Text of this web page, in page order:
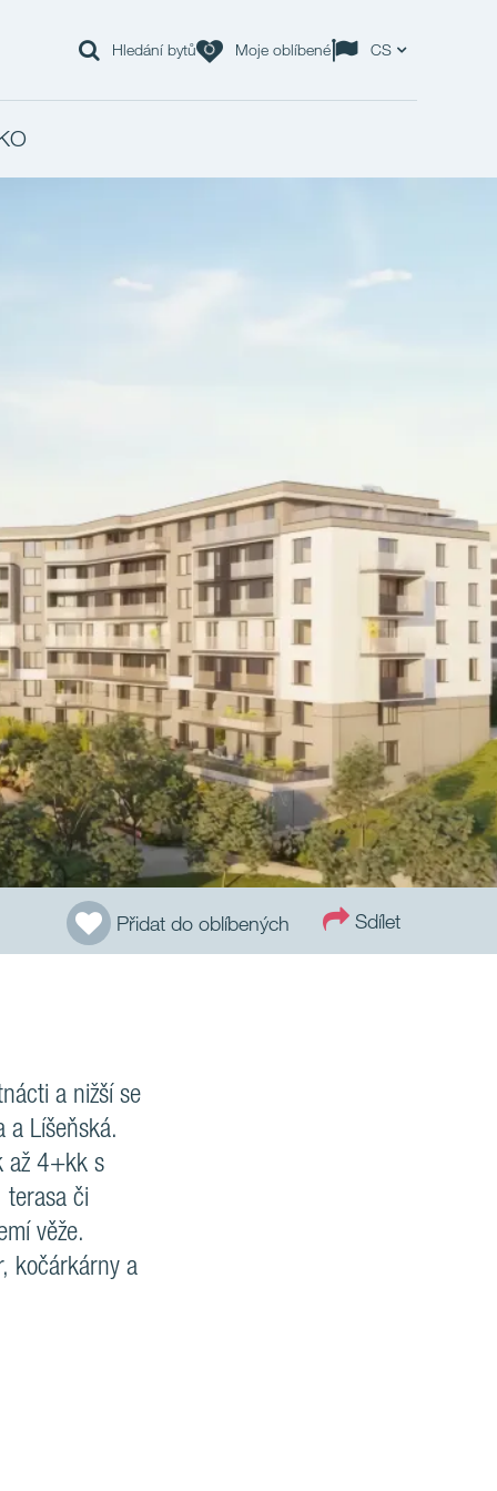
Hledání bytů Moje oblíbené CS
Přidat do oblíbených Sdílet
a nižší se
a Líšeňská.
až 4+kk s
terasa či
věže.
kočárkárny a